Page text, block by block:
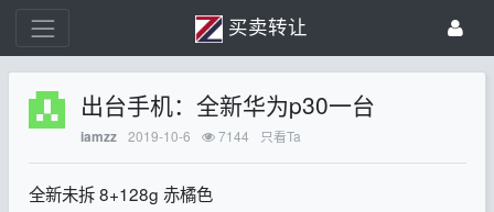
买卖转让
出台手机：全新华为p30一台
iamzz 2019-10-6 7144 只看Ta
全新未拆 8+128g 赤橘色